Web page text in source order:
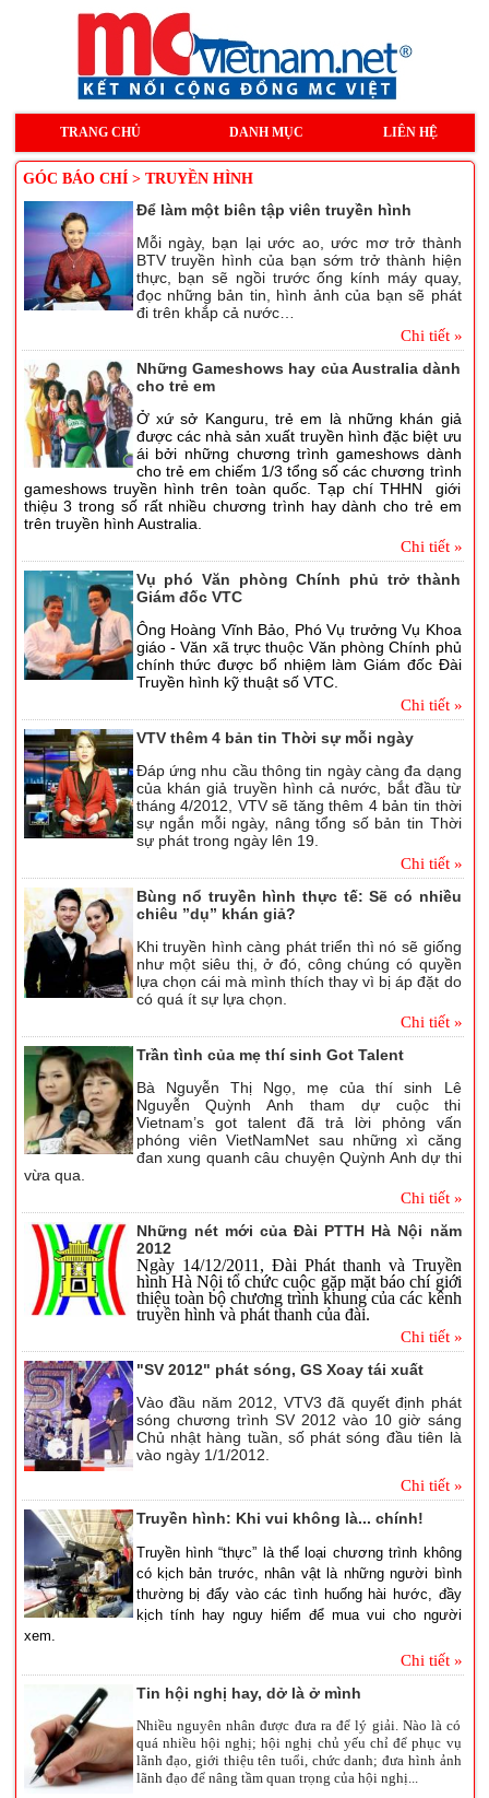
TRANG CHỦ DANH MỤC LIÊN HỆ
GÓC BÁO CHÍ > TRUYỀN HÌNH
Để làm một biên tập viên truyền hình
Mỗi ngày, bạn lại ước ao, ước mơ trở thành
BTV truyền hình của bạn sớm trở thành hiện
thực, bạn sẽ ngồi trước ống kính máy quay,
đọc những bản tin, hình ảnh của bạn sẽ phát
đi trên khắp cả nước…
Chi tiết »
Những Gameshows hay của Australia dành
cho trẻ em
Ở xứ sở Kanguru, trẻ em là những khán giả
được các nhà sản xuất truyền hình đặc biệt ưu
ái bởi những chương trình gameshows dành
cho trẻ em chiếm 1/3 tổng số các chương trình
gameshows truyền hình trên toàn quốc. Tạp chí THHN giới
thiệu 3 trong số rất nhiều chương trình hay dành cho trẻ em
trên truyền hình Australia.
Chi tiết »
Vụ phó Văn phòng Chính phủ trở thành
Giám đốc VTC
Ông Hoàng Vĩnh Bảo, Phó Vụ trưởng Vụ Khoa
giáo - Văn xã trực thuộc Văn phòng Chính phủ
chính thức được bổ nhiệm làm Giám đốc Đài
Truyền hình kỹ thuật số VTC.
Chi tiết »
VTV thêm 4 bản tin Thời sự mỗi ngày
Đáp ứng nhu cầu thông tin ngày càng đa dạng
của khán giả truyền hình cả nước, bắt đầu từ
tháng 4/2012, VTV sẽ tăng thêm 4 bản tin thời
sự ngắn mỗi ngày, nâng tổng số bản tin Thời
sự phát trong ngày lên 19.
Chi tiết »
Bùng nổ truyền hình thực tế: Sẽ có nhiều
chiêu ”dụ” khán giả?
Khi truyền hình càng phát triển thì nó sẽ giống
như một siêu thị, ở đó, công chúng có quyền
lựa chọn cái mà mình thích thay vì bị áp đặt do
có quá ít sự lựa chọn.
Chi tiết »
Trần tình của mẹ thí sinh Got Talent
Bà Nguyễn Thị Ngọ, mẹ của thí sinh Lê
Nguyễn Quỳnh Anh tham dự cuộc thi
Vietnam’s got talent đã trả lời phỏng vấn
phóng viên VietNamNet sau những xì căng
đan xung quanh câu chuyện Quỳnh Anh dự thi
vừa qua.
Chi tiết »
Những nét mới của Đài PTTH Hà Nội năm
2012
Ngày 14/12/2011, Đài Phát thanh và Truyền
hình Hà Nội tổ chức cuộc gặp mặt báo chí giới
thiệu toàn bộ chương trình khung của các kênh
truyền hình và phát thanh của đài.
Chi tiết »
"SV 2012" phát sóng, GS Xoay tái xuất
Vào đầu năm 2012, VTV3 đã quyết định phát
sóng chương trình SV 2012 vào 10 giờ sáng
Chủ nhật hàng tuần, số phát sóng đầu tiên là
vào ngày 1/1/2012.
Chi tiết »
Truyền hình: Khi vui không là... chính!
Truyền hình “thực” là thể loại chương trình không
có kịch bản trước, nhân vật là những người bình
thường bị đẩy vào các tình huống hài hước, đầy
kịch tính hay nguy hiểm để mua vui cho người
xem.
Chi tiết »
Tin hội nghị hay, dở là ở mình
Nhiều nguyên nhân được đưa ra để lý giải. Nào là có
quá nhiều hội nghị; hội nghị chủ yếu chỉ để phục vụ
lãnh đạo, giới thiệu tên tuổi, chức danh; đưa hình ảnh
lãnh đạo để nâng tầm quan trọng của hội nghị...